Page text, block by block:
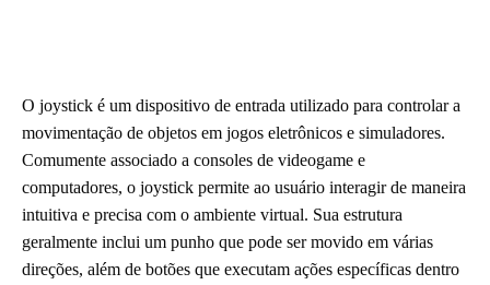
O joystick é um dispositivo de entrada utilizado para controlar a
movimentação de objetos em jogos eletrônicos e simuladores.
Comumente associado a consoles de videogame e
computadores, o joystick permite ao usuário interagir de maneira
intuitiva e precisa com o ambiente virtual. Sua estrutura
geralmente inclui um punho que pode ser movido em várias
direções, além de botões que executam ações específicas dentro